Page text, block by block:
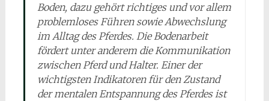
Boden, dazu gehört richtiges und vor allem
problemloses Führen sowie Abwechslung
im Alltag des Pferdes. Die Bodenarbeit
fördert unter anderem die Kommunikation
zwischen Pferd und Halter. Einer der
wichtigsten Indikatoren für den Zustand
der mentalen Entspannung des Pferdes ist